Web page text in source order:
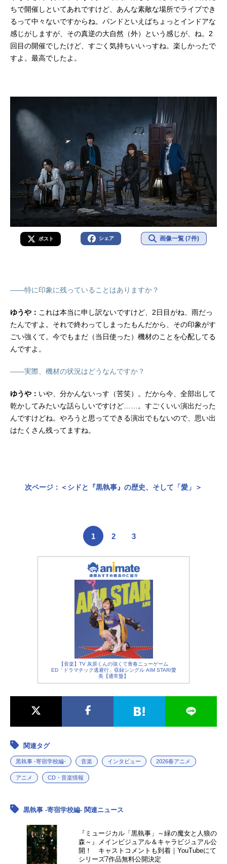
ちで開催しといてあれですけど、あんな素敵な場所でライブでき
るって中々ないですからね。バンドといえばちょっとインドアな
感じがしますが、その真逆の大自然（外）という感じが、ね。2
回目の開催でしたけど、すごく気持ちいいっすね。楽しかったで
すよ。最高でしたよ。
ポスト シェア 画像一覧 (7件)
――特に印象に残っていることはありますか？
ゆうや： これは本当に申し訳ないですけど、2日目がね、雨だっ
たんですよ。それで終わってしまったもんだから、その印象がす
ごい強くて。今でもまだ（当日使った）機材のことを心配してる
んですよ。
――実際、機材の状況はどうなんですか？
ゆうや： いや、分かんないっす（苦笑）。だから今、全部出して
乾かしてみたいな話らしいですけど……。すごくいい演出だった
んですけどね。やろうと思ってできる演出でもないので、思い出
はたくさん残ってますね。
次ページ：＜シドと『黒執事』の歴史、そして「愛」＞
1 2 3
【音楽】TV 灰原くんの強くて青春ニューゲーム
ED「ドラマチック逃避行」収録シングル AIM STAR/愛
美【通常盤】
関連タグ
黒執事 -寄宿学校編- 音楽 インタビュー 2026春アニメ
アニメ CD・音楽情報
黒執事 -寄宿学校編- 関連ニュース
『ミュージカル「黒執事」～緑の魔女と人狼の
森～』メインビジュアル＆キャラビジュアル公
開！ キャストコメントも到着｜YouTubeにて
シリーズ7作品無料公開決定